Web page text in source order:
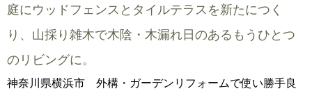
庭にウッドフェンスとタイルテラスを新たにつく
り、山採り雑木で木陰・木漏れ日のあるもうひとつ
のリビングに。
神奈川県横浜市 外構・ガーデンリフォームで使い勝手良